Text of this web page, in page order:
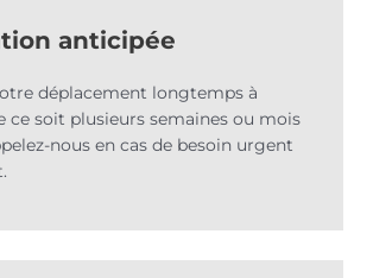
anticipée
déplacement longtemps à
ce soit plusieurs semaines ou mois
nous en cas de besoin urgent